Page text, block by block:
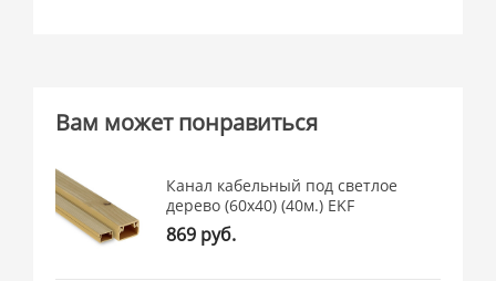
Вам может понравиться
Канал кабельный под светлое
дерево (60х40) (40м.) EKF
869 руб.